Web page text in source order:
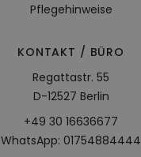
Pflegehinweise
KONTAKT / BÜRO
Regattastr. 55
D-12527 Berlin
+49 30 16636677
WhatsApp: 01754884444